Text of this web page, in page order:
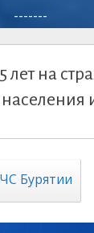
-------
на
Бурятии